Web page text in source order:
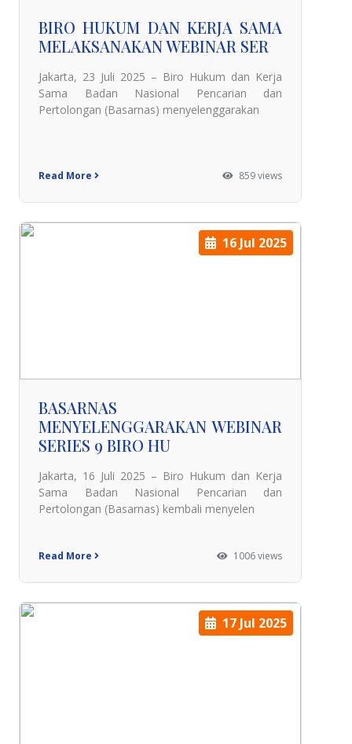
BIRO HUKUM DAN KERJA SAMA
MELAKSANAKAN WEBINAR SER
Jakarta, 23 Juli 2025 – Biro Hukum dan Kerja
Sama Badan Nasional Pencarian dan
Pertolongan (Basarnas) menyelenggarakan
Read More 859 views
16 Jul 2025
BASARNAS
MENYELENGGARAKAN WEBINAR
SERIES 9 BIRO HU
Jakarta, 16 Juli 2025 – Biro Hukum dan Kerja
Sama Badan Nasional Pencarian dan
Pertolongan (Basarnas) kembali menyelen
Read More 1006 views
17 Jul 2025